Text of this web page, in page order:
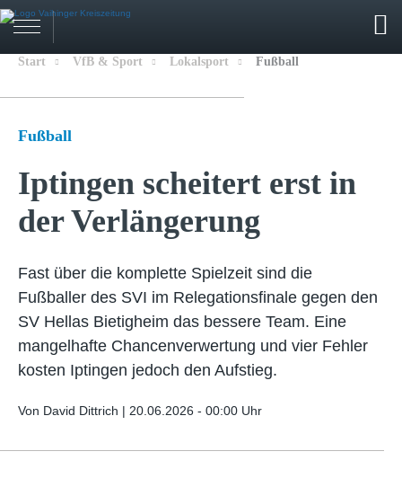
Start VfB & Sport Lokalsport Fußball
Fußball
Iptingen scheitert erst in
der Verlängerung
Fast über die komplette Spielzeit sind die
Fußballer des SVI im Relegationsfinale gegen den
SV Hellas Bietigheim das bessere Team. Eine
mangelhafte Chancenverwertung und vier Fehler
kosten Iptingen jedoch den Aufstieg.
Von David Dittrich | 20.06.2026 - 00:00 Uhr